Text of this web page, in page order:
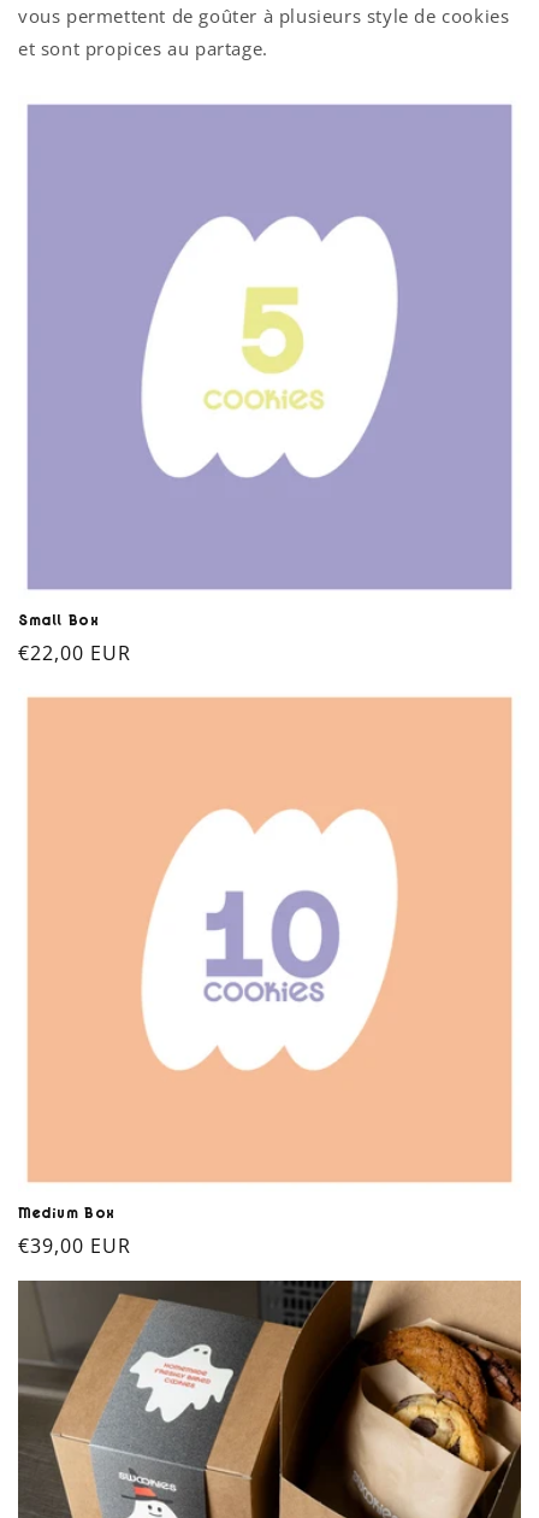
vous permettent de goûter à plusieurs style de cookies
et sont propices au partage.
Small Box
Prix
€22,00 EUR
Medium Box
Prix
habituel
€39,00 EUR